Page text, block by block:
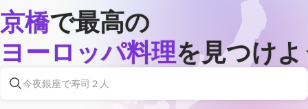
京橋で最高の
ヨーロッパ料理を見つけ